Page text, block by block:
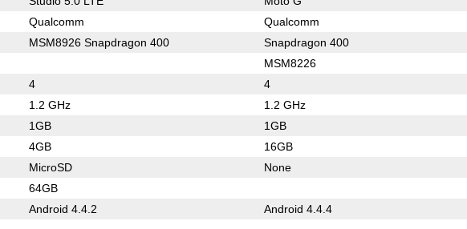
Qualcomm Qualcomm
MSM8926 Snapdragon 400 Snapdragon 400
MSM8226
4 4
1.2 GHz 1.2 GHz
1GB 1GB
4GB 16GB
MicroSD None
64GB
Android 4.4.2 Android 4.4.4